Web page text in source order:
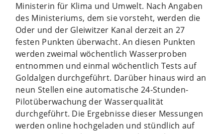
Ministerin für Klima und Umwelt. Nach Angaben
des Ministeriums, dem sie vorsteht, werden die
Oder und der Gleiwitzer Kanal derzeit an 27
festen Punkten überwacht. An diesen Punkten
werden zweimal wöchentlich Wasserproben
entnommen und einmal wöchentlich Tests auf
Goldalgen durchgeführt. Darüber hinaus wird an
neun Stellen eine automatische 24-Stunden-
Pilotüberwachung der Wasserqualität
durchgeführt. Die Ergebnisse dieser Messungen
werden online hochgeladen und stündlich auf